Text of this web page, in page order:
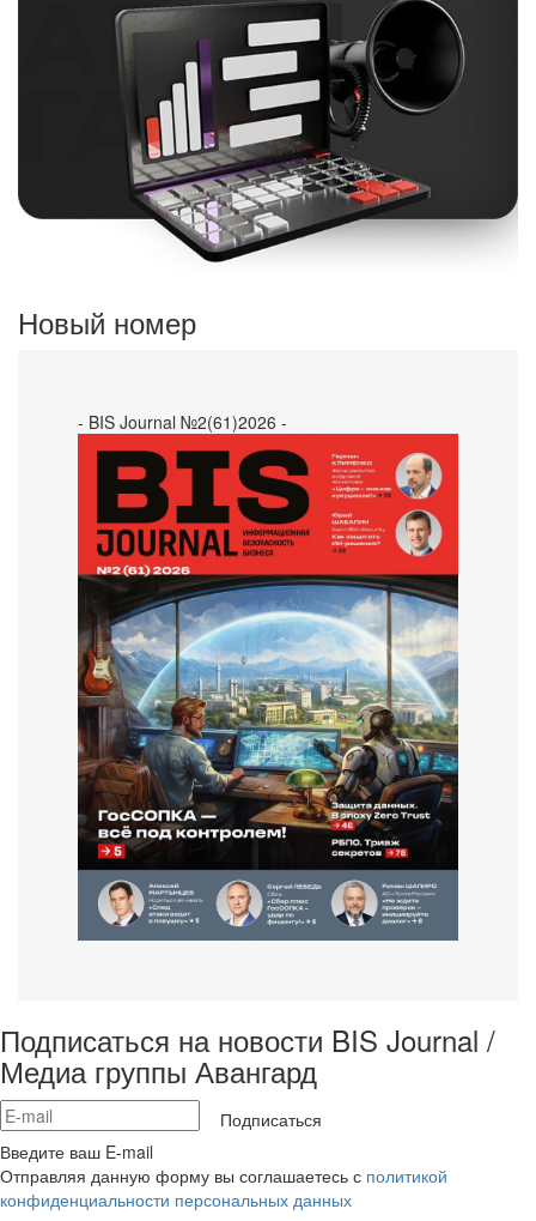
Новый номер
- BIS Journal №2(61)2026 -
Подписаться на новости BIS Journal /
Медиа группы Авангард
Подписаться
Введите ваш E-mail
Отправляя данную форму вы соглашаетесь с политикой
конфиденциальности персональных данных